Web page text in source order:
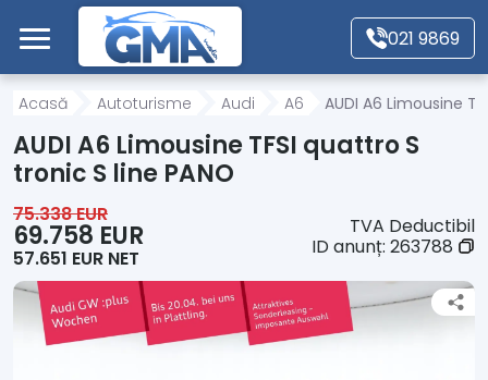
Mergi direct la conținutul principal
021 9869
Acasă
Autoturisme
Motociclete
Autoutilitare
Acasă Autoturisme Audi A6 AUDI A6 Limousine
AUDI A6 Limousine TFSI quattro S
tronic S line PANO
75.338 EUR
69.758 EUR
57.651 EUR NET
TVA Deductibil
ID anunț: 263788